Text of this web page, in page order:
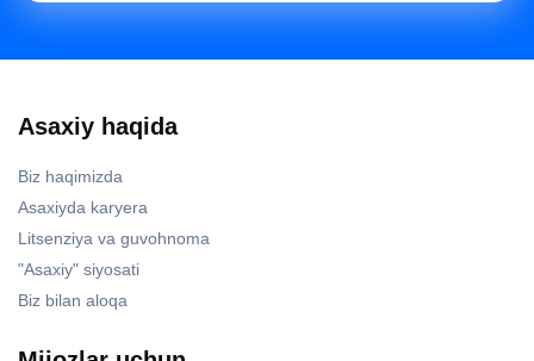
Asaxiy haqida
Biz haqimizda
Asaxiyda karyera
Litsenziya va guvohnoma
"Asaxiy" siyosati
Biz bilan aloqa